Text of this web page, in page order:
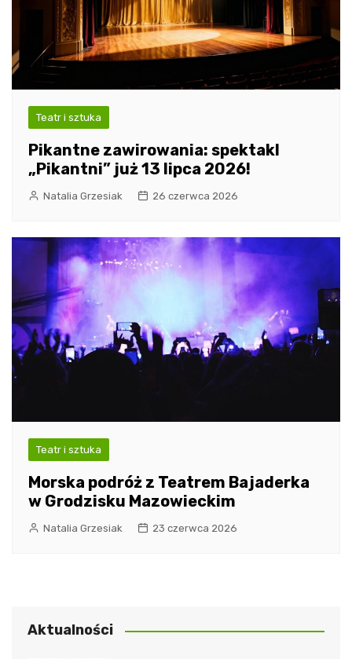
Teatr i sztuka
Pikantne zawirowania: spektakl
„Pikantni” już 13 lipca 2026!
Natalia Grzesiak 26 czerwca 2026
Teatr i sztuka
Morska podróż z Teatrem Bajaderka
w Grodzisku Mazowieckim
Natalia Grzesiak 23 czerwca 2026
Aktualności